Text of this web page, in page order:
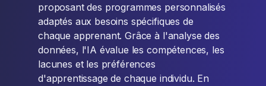
proposant des programmes personnalisés
adaptés aux besoins spécifiques de
chaque apprenant. Grâce à l'analyse des
données, l'IA évalue les compétences, les
lacunes et les préférences
d'apprentissage de chaque individu. En